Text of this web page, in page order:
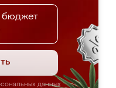
данных